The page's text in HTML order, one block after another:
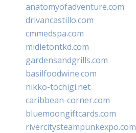
anatomyofadventure.com
drivancastillo.com
cmmedspa.com
midletontkd.com
gardensandgrills.com
basilfoodwine.com
nikko-tochigi.net
caribbean-corner.com
bluemoongiftcards.com
rivercitysteampunkexpo.com